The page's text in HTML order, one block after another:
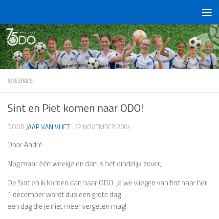
NIEUWS
Sint en Piet komen naar ODO!
DOOR JAAP VAN VLIET · 22 NOVEMBER 2004
Door André
Nog maar één weekje en dan is het eindelijk zover,
De Sint en ik komen dan naar ODO, ja we vliegen van hot naar her!
1 december wordt dus een grote dag
een dag die je niet meer vergeten mag!